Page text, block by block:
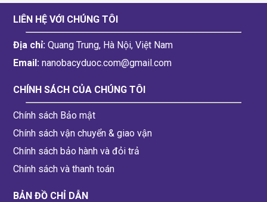
LIÊN HỆ VỚI CHÚNG TÔI
Địa chỉ: Quang Trung, Hà Nội, Việt Nam
Email: nanobacyduoc.com@gmail.com
CHÍNH SÁCH CỦA CHÚNG TÔI
Chính sách Bảo mật
Chính sách vận chuyển & giao vận
Chính sách bảo hành và đỏi trả
Chính sách và thanh toán
BẢN ĐỒ CHỈ DẪN